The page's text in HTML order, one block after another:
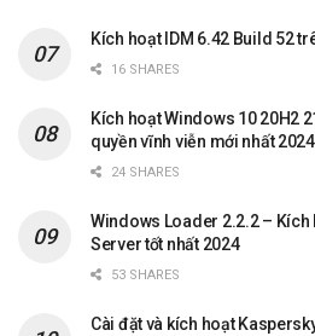
Kích hoạt IDM 6.42 Build 52
16 SHARES
Kích hoạt Windows 10 20H2
quyền vĩnh viễn mới nhất 2024
24 SHARES
Windows Loader 2.2.2 –
Server tốt nhất 2024
53 SHARES
Cài đặt và kích hoạt